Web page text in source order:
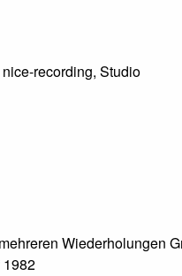
recording, Studio
Wiederholungen
1982